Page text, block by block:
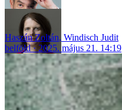
Haszán Zoltán, Windisch Judit
belföld
2025. május 21. 14:19